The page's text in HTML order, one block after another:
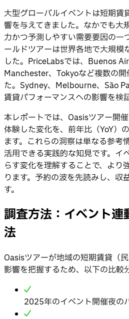
大型グローバルイベントは短期賃
響を与えてきました。なかでも大
力かつ予測しやすい需要要因の一
ールドツアーは世界各地で大規模
した。PriceLabsでは、Buenos
Manchester、Tokyoなど複数の
た。Sydney、Melbourne、São
賃貸パフォーマンスへの影響を検
本レポートでは、Oasisツアー開
体験した変化を、前年比（YoY）
ます。これらの洞察は単なる参考
活用できる実践的な知見です。イ
らす変化を理解することで、より
ります。予約の波を先読みし、収
す。
調査方法：イベント連
法
Oasisツアーが地域の短期賃貸（
影響を把握するため、以下の比較
2025年のイベント開催夜の